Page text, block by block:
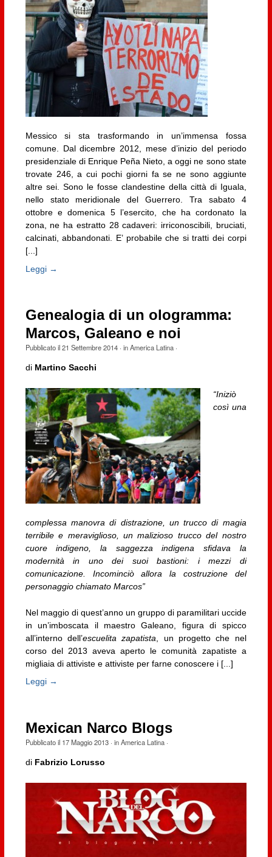
Messico si sta trasformando in un’immensa fossa
comune. Dal dicembre 2012, mese d’inizio del periodo
presidenziale di Enrique Peña Nieto, a oggi ne sono state
trovate 246, a cui pochi giorni fa se ne sono aggiunte
altre sei. Sono le fosse clandestine della città di Iguala,
nello stato meridionale del Guerrero. Tra sabato 4
ottobre e domenica 5 l’esercito, che ha cordonato la
zona, ne ha estratto 28 cadaveri: irriconoscibili, bruciati,
calcinati, abbandonati. E’ probabile che si tratti dei corpi
[...]
Leggi →
Genealogia di un ologramma:
Marcos, Galeano e noi
Pubblicato il21 Settembre 2014· inAmerica Latina·
di Martino Sacchi
“Iniziò
così una
complessa manovra di distrazione, un trucco di magia
terribile e meraviglioso, un malizioso trucco del nostro
cuore indigeno, la saggezza indigena sfidava la
modernità in uno dei suoi bastioni: i mezzi di
comunicazione. Incominciò allora la costruzione del
personaggio chiamato Marcos”
Nel maggio di quest’anno un gruppo di paramilitari uccide
in un’imboscata il maestro Galeano, figura di spicco
all’interno dell’escuelita zapatista , un progetto che nel
corso del 2013 aveva aperto le comunità zapatiste a
migliaia di attiviste e attiviste per farne conoscere i [...]
Leggi →
Mexican Narco Blogs
Pubblicato il 17 Maggio 2013· inAmerica Latina·
di Fabrizio Lorusso